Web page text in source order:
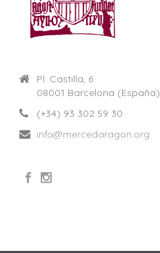
Pl. Castilla, 6
08001 Barcelona (España)
(+34) 93 302 59 30
info@mercedaragon.org